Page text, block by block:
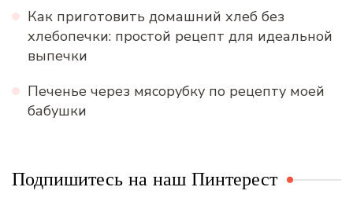
Как приготовить домашний хлеб без
хлебопечки: простой рецепт для идеальной
выпечки
Печенье через мясорубку по рецепту моей
бабушки
Подпишитесь на наш Пинтерест